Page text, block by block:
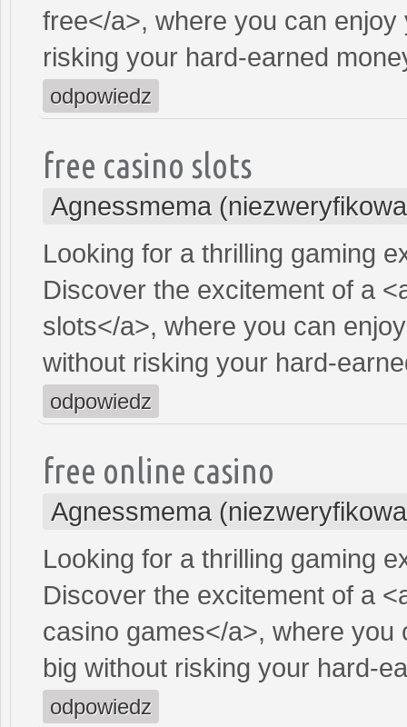
free</a>, where you can
risking your hard-earned
odpowiedz
free casino slots
Agnessmema
Looking for a thrilling gaming
Discover the excitement of a
slots</a>, where you can
without risking your hard-
odpowiedz
free online casino
Agnessmema
Looking for a thrilling gaming
Discover the excitement of a
casino games</a>, where
big without risking your hard-
odpowiedz